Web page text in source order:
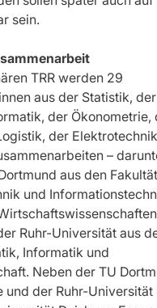
sein.
TRR werden 29
aus der Statistik, der
der Ökonometrie,
der
–
aus den
und
Ruhr-Universität aus
Informatik und
Neben der TU
und der Ruhr-Universität